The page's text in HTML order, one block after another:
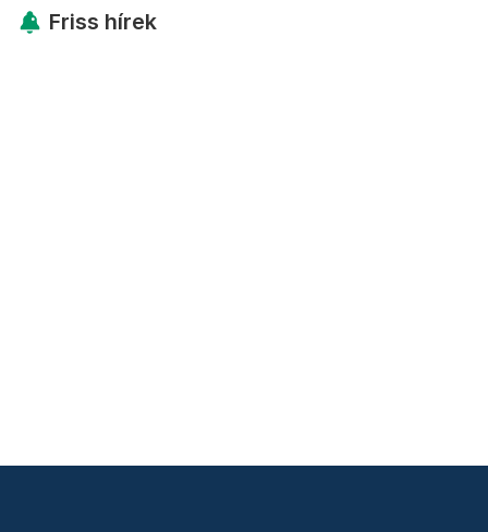
Friss hírek